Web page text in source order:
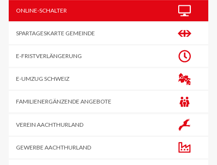
ONLINE-SCHALTER
SPARTAGESKARTE GEMEINDE
E-FRIST­VERLÄNGERUNG
E-UMZUG SCHWEIZ
FAMILIENERGÄNZENDE ANGEBOTE
VEREIN AACHTHURLAND
GEWERBE AACHTHURLAND